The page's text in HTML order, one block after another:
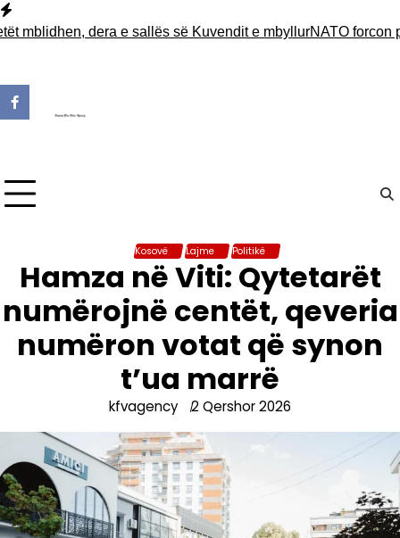
Skip
to
dera e sallës së Kuvendit e mbyllurNATO forcon
Kosovë Lajme Politikë
Hamza në Viti: Qytetarët
numërojnë centët, qeveria
numëron votat që synon
t’ua marrë
kfvagency 2 Qershor 2026